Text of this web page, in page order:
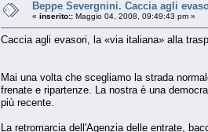
Beppe Severgnini. Caccia agli
« inserito:: Maggio 04, 2008, 09:49:43 pm »
Caccia agli evasori, la «via italiana» alla
Mai una volta che scegliamo la strada
frenate e ripartenze. La nostra è una
più recente.
La retromarcia dell'Agenzia delle entrate,